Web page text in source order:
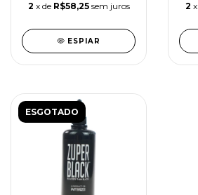
2 x de R$58,25 sem juros
ESPIAR
2
ESGOTADO